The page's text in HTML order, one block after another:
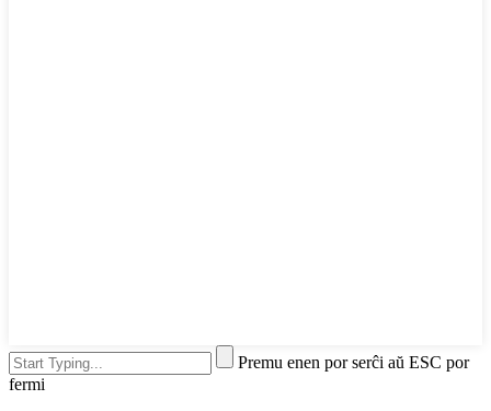
Premu enen por serĉi aŭ ESC por
fermi